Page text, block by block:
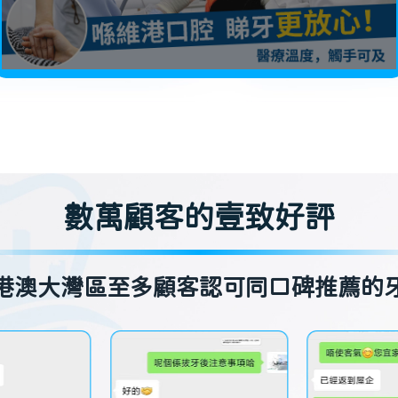
數萬顧客的壹致好評
澳大灣區至多顧客認可同口碑推薦的